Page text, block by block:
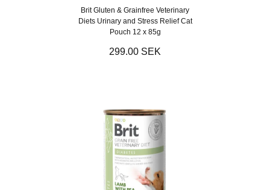
Brit Gluten & Grainfree Veterinary
Diets Urinary and Stress Relief Cat
Pouch 12 x 85g
299.00 SEK